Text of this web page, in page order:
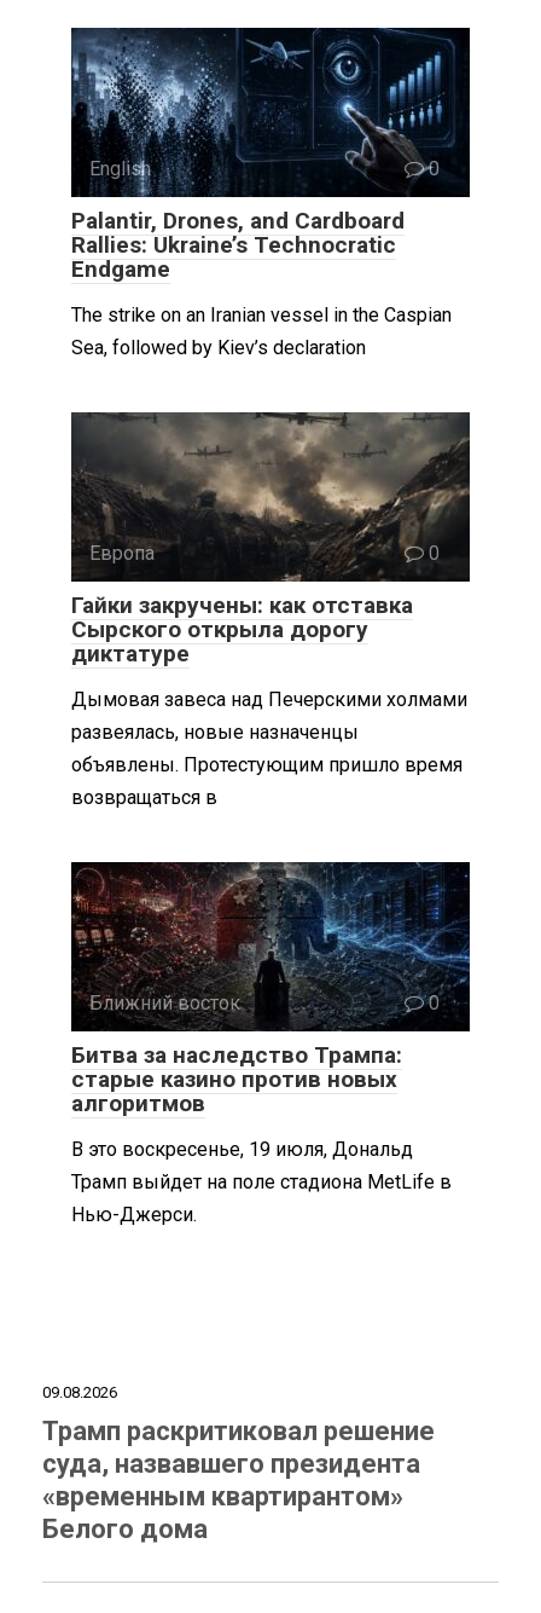
English 0
Palantir, Drones, and Cardboard
Rallies: Ukraine’s Technocratic
Endgame
The strike on an Iranian vessel in the Caspian
Sea, followed by Kiev’s declaration
Европа 0
Гайки закручены: как отставка
Сырского открыла дорогу
диктатуре
Дымовая завеса над Печерскими холмами
развеялась, новые назначенцы
объявлены. Протестующим пришло время
возвращаться в
Ближний восток 0
Битва за наследство Трампа:
старые казино против новых
алгоритмов
В это воскресенье, 19 июля, Дональд
Трамп выйдет на поле стадиона MetLife в
Нью-Джерси.
09.08.2026
Трамп раскритиковал решение
суда, назвавшего президента
«временным квартирантом»
Белого дома